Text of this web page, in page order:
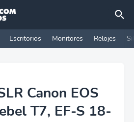
Escritorios Monitores Relojes
Canon EOS
T7, EF-S 18-